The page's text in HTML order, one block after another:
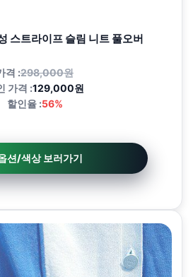
스트라이프 슬림 니트 풀오버
격 :298,000원
가격 :129,000원
할인율 :56%
션/색상 보러가기